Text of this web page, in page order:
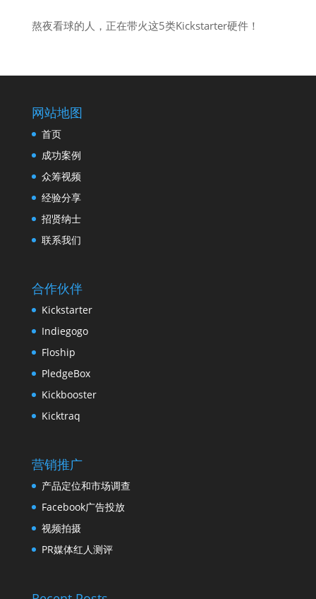
熬夜看球的人，正在带火这5类Kickstarter硬件！
网站地图
首页
成功案例
众筹视频
经验分享
招贤纳士
联系我们
合作伙伴
Kickstarter
Indiegogo
Floship
PledgeBox
Kickbooster
Kicktraq
营销推广
产品定位和市场调查
Facebook广告投放
视频拍摄
PR媒体红人测评